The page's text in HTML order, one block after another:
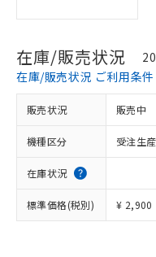
在庫/販売状況
在庫/販売状況 ご利用条件
販売状況 販売中
機種区分 受注生
在庫状況
標準価格(税別) ¥ 2,900